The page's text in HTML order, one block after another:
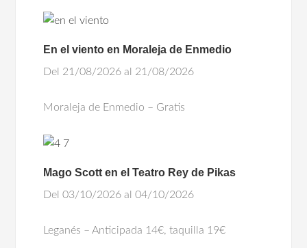
En el viento en Moraleja de Enmedio
Del 21/08/2026 al 21/08/2026
Moraleja de Enmedio – Gratis
Mago Scott en el Teatro Rey de Pikas
Del 03/10/2026 al 04/10/2026
Leganés – Anticipada 14€, taquilla 19€